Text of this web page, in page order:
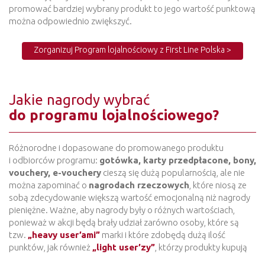
promować bardziej wybrany produkt to jego wartość punktową
można odpowiednio zwiększyć.
Zorganizuj Program lojalnościowy z First Line Polska >
Jakie nagrody wybrać
do programu lojalnościowego?
Różnorodne i dopasowane do promowanego produktu
i odbiorców programu: gotówka, karty przedpłacone, bony,
vouchery, e-vouchery cieszą się dużą popularnością, ale nie
można zapominać o nagrodach rzeczowych , które niosą ze
sobą zdecydowanie większą wartość emocjonalną niż nagrody
pieniężne. Ważne, aby nagrody były o różnych wartościach,
ponieważ w akcji będą brały udział zarówno osoby, które są
tzw. „heavy user’ami” marki i które zdobędą dużą ilość
punktów, jak również „light user’zy” , którzy produkty kupują